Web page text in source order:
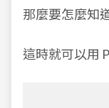
那麼要怎麼知
這時就可以用